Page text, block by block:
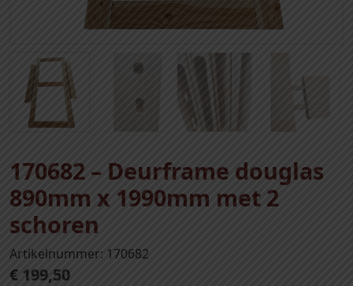
170682 – Deurframe douglas
890mm x 1990mm met 2
schoren
Artikelnummer: 170682
€ 199,50